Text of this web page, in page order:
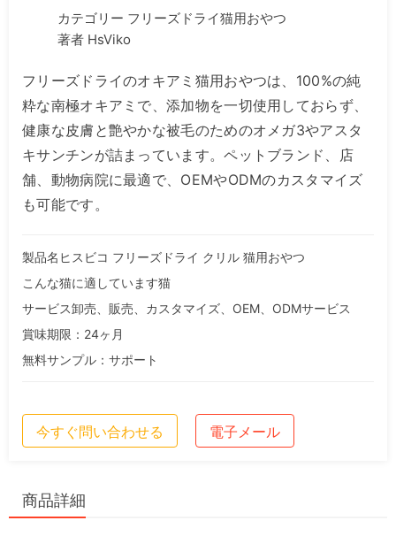
カテゴリー フリーズドライ猫用おやつ
著者 HsViko
フリーズドライのオキアミ猫用おやつは、100%の純
粋な南極オキアミで、添加物を一切使用しておらず、
健康な皮膚と艶やかな被毛のためのオメガ3やアスタ
キサンチンが詰まっています。ペットブランド、店
舗、動物病院に最適で、OEMやODMのカスタマイズ
も可能です。
製品名ヒスビコ フリーズドライ クリル 猫用おやつ
こんな猫に適しています猫
サービス卸売、販売、カスタマイズ、OEM、ODMサービス
賞味期限：24ヶ月
無料サンプル：サポート
今すぐ問い合わせる 電子メール
商品詳細